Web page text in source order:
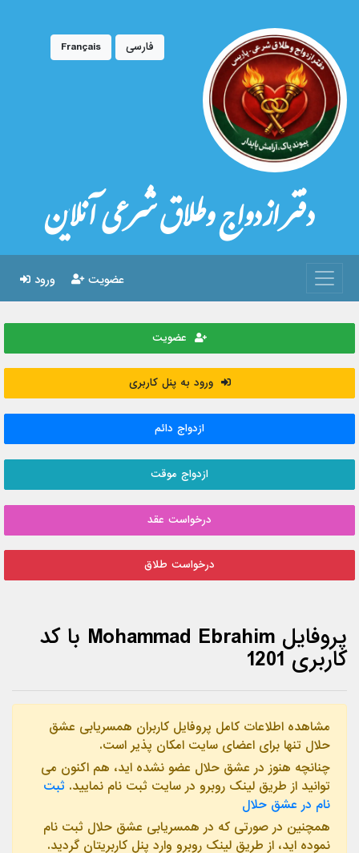
فارسی Français
دفتر ازدواج وطلاق شرعی آنلاین
ورود عضویت
عضویت
ورود به پنل کاربری
ازدواج دائم
ازدواج موقت
درخواست عقد
درخواست طلاق
پروفایل Mohammad Ebrahim با کد
کاربری 1201
مشاهده اطلاعات کامل پروفایل کاربران همسریابی عشق
حلال تنها برای اعضای سایت امکان پذیر است.
چنانچه هنوز در عشق حلال عضو نشده اید، هم اکنون می
توانید از طریق لینک روبرو در سایت ثبت نام نمایید. ثبت
نام در عشق حلال
همچنین در صورتی که در همسریابی عشق حلال ثبت نام
نموده اید، از طریق لینک روبرو وارد پنل کاربریتان گردید.